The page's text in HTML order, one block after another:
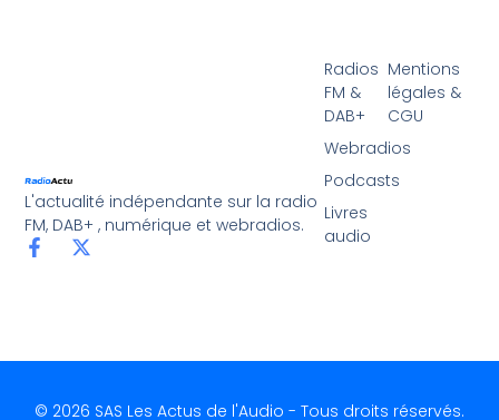
L'actualité indépendante sur la radio
FM, DAB+ , numérique et webradios.
Radios
FM &
DAB+
Webradios
Podcasts
Livres
audio
Mentions
légales &
CGU
© 2026 SAS Les Actus de l'Audio - Tous droits réservés.